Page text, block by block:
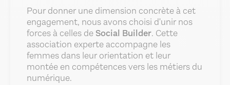
Pour donner une dimension concrète à cet
engagement, nous avons choisi d'unir nos
forces à celles de Social Builder. Cette
association experte accompagne les
femmes dans leur orientation et leur
montée en compétences vers les métiers du
numérique.